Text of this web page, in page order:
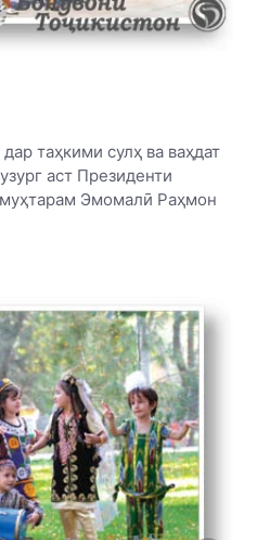
таҳкими сулҳ ва ваҳдат
аст Президенти
Эмомалӣ Раҳмон